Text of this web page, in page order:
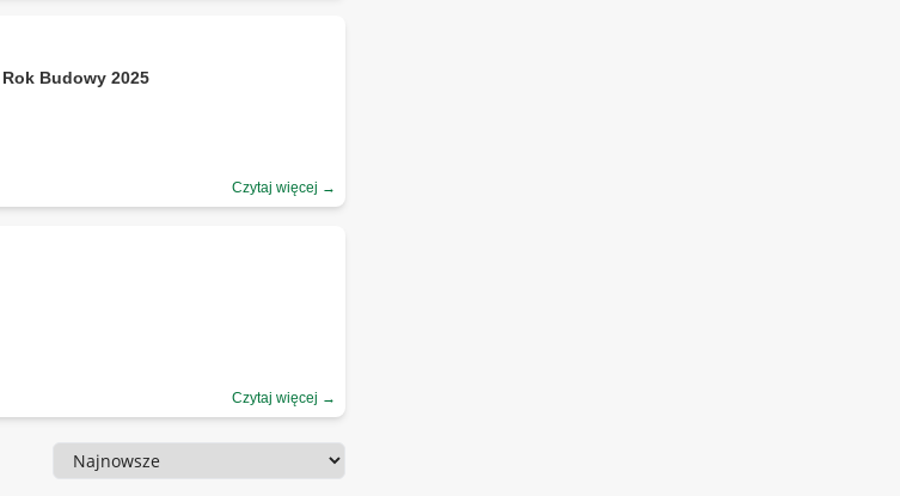
Budowy 2025
Czytaj więcej →
Czytaj więcej →
Sortowanie